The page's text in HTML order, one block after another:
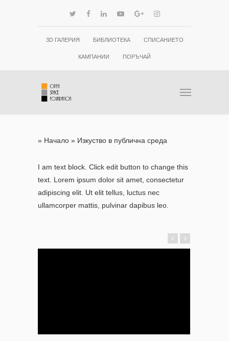
3D ГАЛЕРИЯ БИБЛИОТЕКА СПИСАНИЕТО
КАМПАНИИ ПОРЪЧАЙ
» Начало » Изкуство в публична среда
I am text block. Click edit button to change this
text. Lorem ipsum dolor sit amet, consectetur
adipiscing elit. Ut elit tellus, luctus nec
ullamcorper mattis, pulvinar dapibus leo.